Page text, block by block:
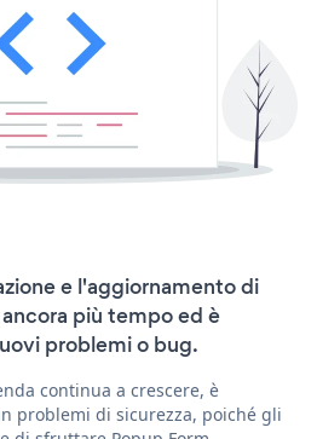
e l'aggiornamento di
più tempo ed è
problemi o bug.
continua a crescere, è
problemi di sicurezza, poiché gli